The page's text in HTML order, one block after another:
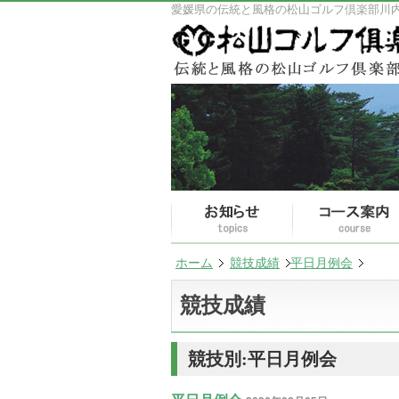
愛媛県の伝統と風格の松山ゴルフ倶楽部川
ホーム 競技成績 平日月例会
競技成績
競技別:平日月例会